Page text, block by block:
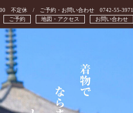
不定休 / ご予約・お問い合わせ 0742-55-3971
お問い合わせ
地図・アクセス
ご予約